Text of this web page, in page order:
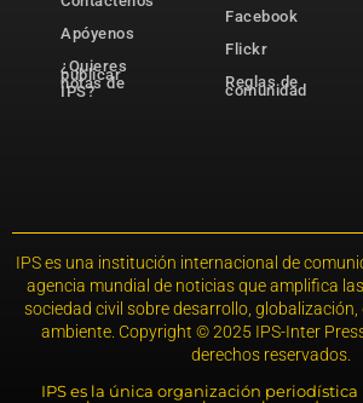
Apóyenos
¿Quieres
publicar
notas de
IPS?
Facebook
Flickr
Reglas de
comunidad
IPS es una institución internacional de
agencia mundial de noticias que amplifica
sociedad civil sobre desarrollo,
ambiente. Copyright © 2025 IPS-Inter
derechos reservados.
IPS es la única organización